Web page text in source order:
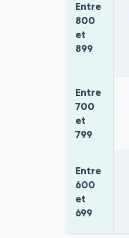
Entre
800
et
899
Entre
700
et
799
Entre
600
et
699